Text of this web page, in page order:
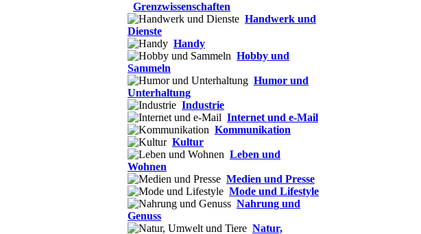
Grenzwissenschaften
Handwerk und
Dienste
Handy
Hobby und
Sammeln
Humor und
Unterhaltung
Industrie
Internet und e-Mail
Kommunikation
Kultur
Leben und
Wohnen
Medien und Presse
Mode und Lifestyle
Nahrung und
Genuss
Natur,